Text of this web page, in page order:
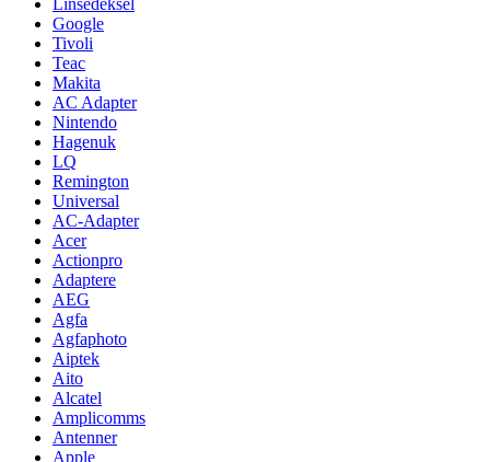
Linsedeksel
Google
Tivoli
Teac
Makita
AC Adapter
Nintendo
Hagenuk
LQ
Remington
Universal
AC-Adapter
Acer
Actionpro
Adaptere
AEG
Agfa
Agfaphoto
Aiptek
Aito
Alcatel
Amplicomms
Antenner
Apple